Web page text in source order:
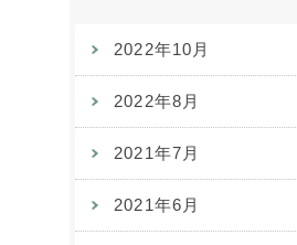
2022年10月
2022年8月
2021年7月
2021年6月